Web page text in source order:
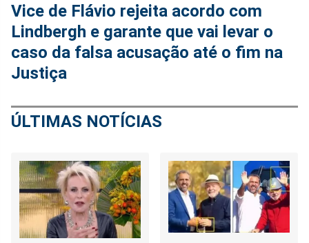
Vice de Flávio rejeita acordo com
Lindbergh e garante que vai levar o
caso da falsa acusação até o fim na
Justiça
ÚLTIMAS NOTÍCIAS